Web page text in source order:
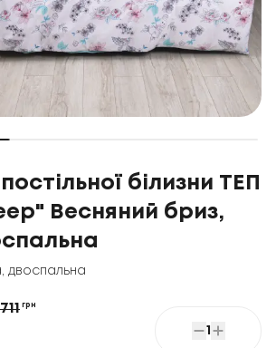
білизни ТЕП
Весняний бриз,
двоспальна
грн
1